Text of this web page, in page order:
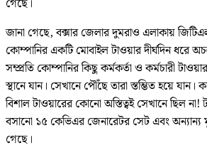
গেছে।
জানা গেছে, বক্সার জেলার দুমরাও এলাকায় জিটিএল
কোম্পানির একটি মোবাইল টাওয়ার দীর্ঘদিন ধরে
সম্প্রতি কোম্পানির কিছু কর্মকর্তা ও কর্মচারী
স্থানে যান। সেখানে পৌঁছে তারা স্তম্ভিত হয়ে
বিশাল টাওয়ারের কোনো অস্তিত্বই সেখানে ছিল না!
বসানো ১৫ কেভিএর জেনারেটর সেট এবং অন্যান্য
গেছে।